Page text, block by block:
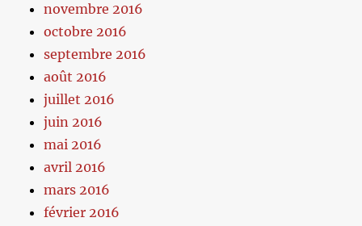
novembre 2016
octobre 2016
septembre 2016
août 2016
juillet 2016
juin 2016
mai 2016
avril 2016
mars 2016
février 2016